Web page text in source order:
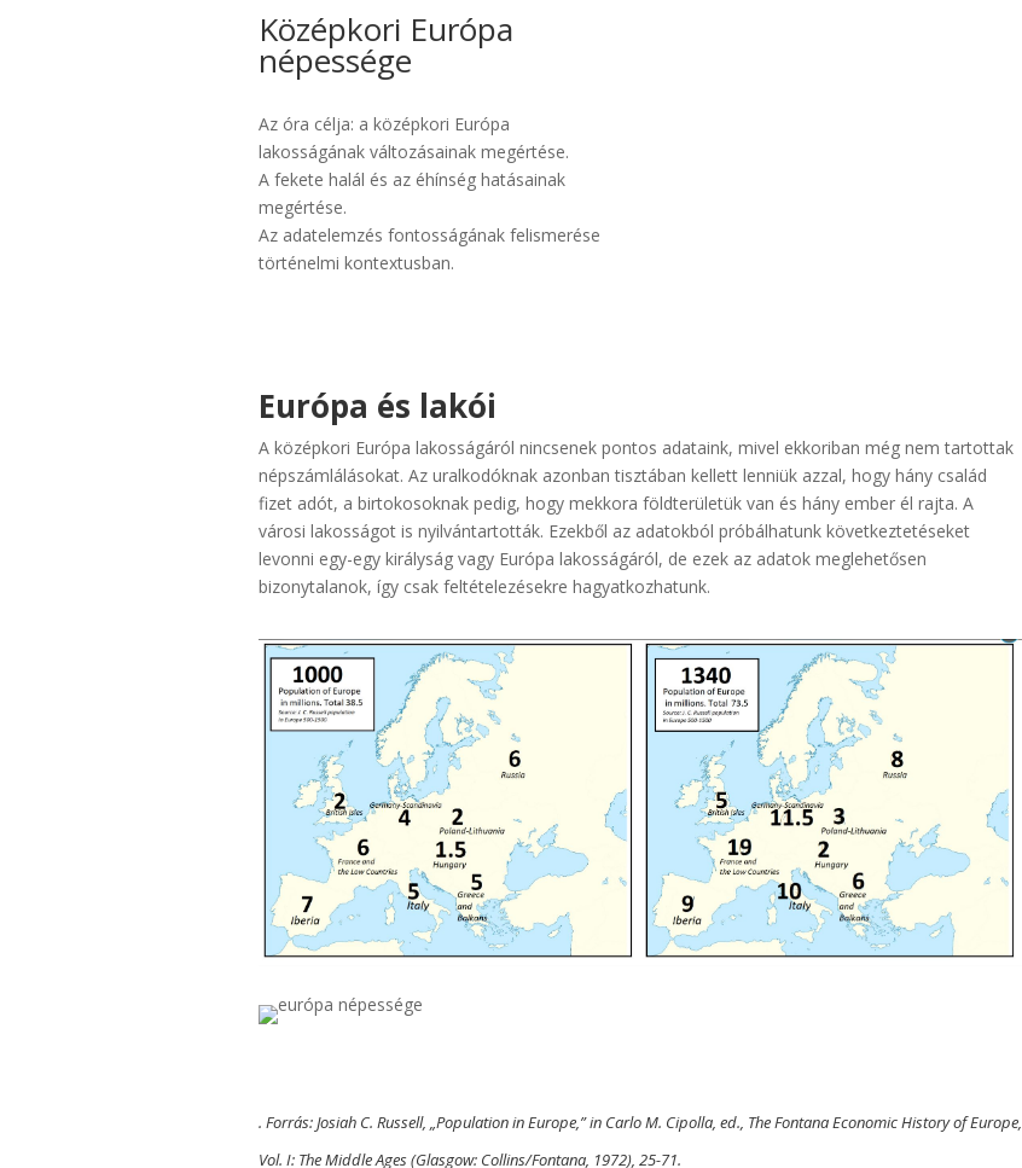
Középkori Európa
népessége
Az óra célja: a középkori Európa
lakosságának változásainak megértése.
A fekete halál és az éhínség hatásainak
megértése.
Az adatelemzés fontosságának felismerése
történelmi kontextusban.
Európa és lakói
A középkori Európa lakosságáról nincsenek pontos adataink, mivel ekkoriban még nem tartottak
népszámlálásokat. Az uralkodóknak azonban tisztában kellett lenniük azzal, hogy hány család
fizet adót, a birtokosoknak pedig, hogy mekkora földterületük van és hány ember él rajta. A
városi lakosságot is nyilvántartották. Ezekből az adatokból próbálhatunk következtetéseket
levonni egy-egy királyság vagy Európa lakosságáról, de ezek az adatok meglehetősen
bizonytalanok, így csak feltételezésekre hagyatkozhatunk.
. Forrás: Josiah C. Russell, „Population in Europe,” in Carlo M. Cipolla, ed., The Fontana Economic History of Europe,
Vol. I: The Middle Ages (Glasgow: Collins/Fontana, 1972), 25-71.